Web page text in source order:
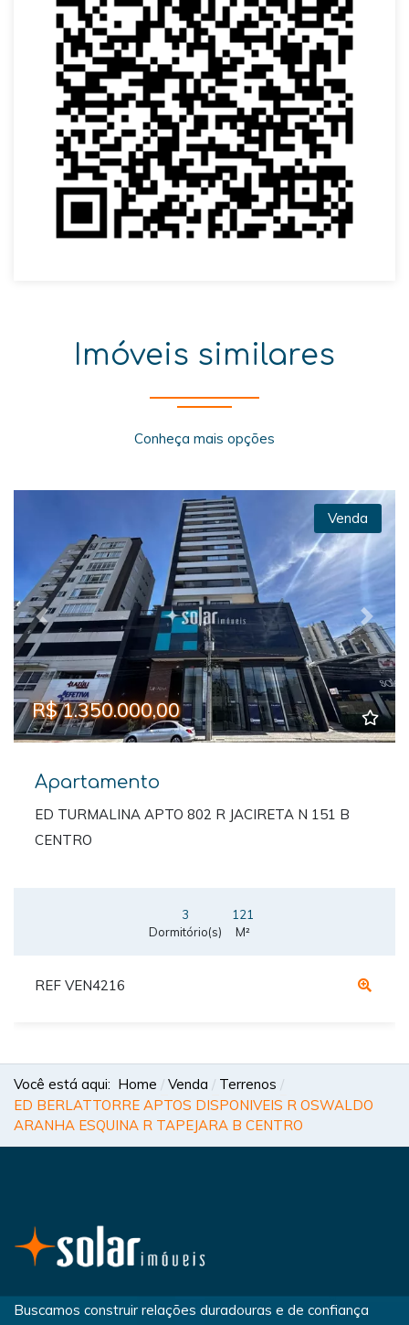
Imóveis similares
Conheça mais opções
Previous Next
Venda
R$ 1.350.000,00
Apartamento
ED TURMALINA APTO 802 R JACIRETA N 151 B
CENTRO
3
Dormitório(s)
121
M²
REF VEN4216
Você está aqui: Home Venda
Terrenos
ED BERLATTORRE APTOS DISPONIVEIS R OSWALDO
ARANHA ESQUINA R TAPEJARA B CENTRO
Buscamos construir relações duradouras e de confiança